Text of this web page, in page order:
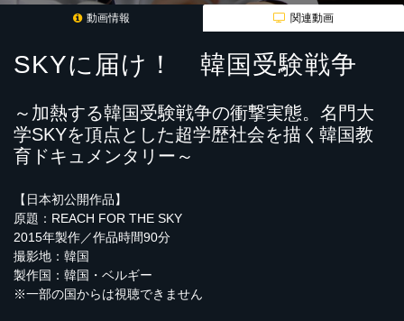
動画情報 関連動画
SKYに届け！ 韓国受験戦争
～加熱する韓国受験戦争の衝撃実態。名門大
学SKYを頂点とした超学歴社会を描く韓国教
育ドキュメンタリー～
【日本初公開作品】
原題：REACH FOR THE SKY
2015年製作／作品時間90分
撮影地：韓国
製作国：韓国・ベルギー
※一部の国からは視聴できません